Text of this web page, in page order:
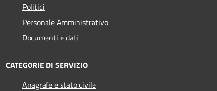
Politici
Personale Amministrativo
Documenti e dati
CATEGORIE DI SERVIZIO
Anagrafe e stato civile